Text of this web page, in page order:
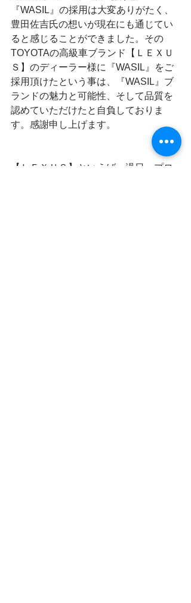
『WASIL』の採用は大変ありがたく、
豊田佐吉氏の想いが現在にも通じてい
ると感じることができました。その
TOYOTAの高級車ブランド【ＬＥＸＵ
Ｓ】のディーラー様に『WASIL』をご
採用頂けたという事は、『WASIL』ブ
ランドの魅力と可能性、そして品質を
認めていただけたと自負しておりま
す。感謝申し上げます。
【ＬＥＸＵＳ】といえば、過日、プロ